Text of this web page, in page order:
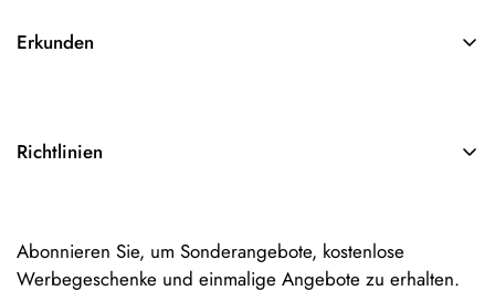
Erkunden
Kontakt
Richtlinien
Datenschutzerklärung
Abonnieren Sie, um Sonderangebote, kostenlose
Werbegeschenke und einmalige Angebote zu erhalten.